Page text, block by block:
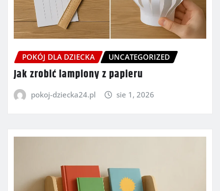
POKÓJ DLA DZIECKA UNCATEGORIZED
Jak zrobić lampiony z papieru
pokoj-dziecka24.pl sie 1, 2026